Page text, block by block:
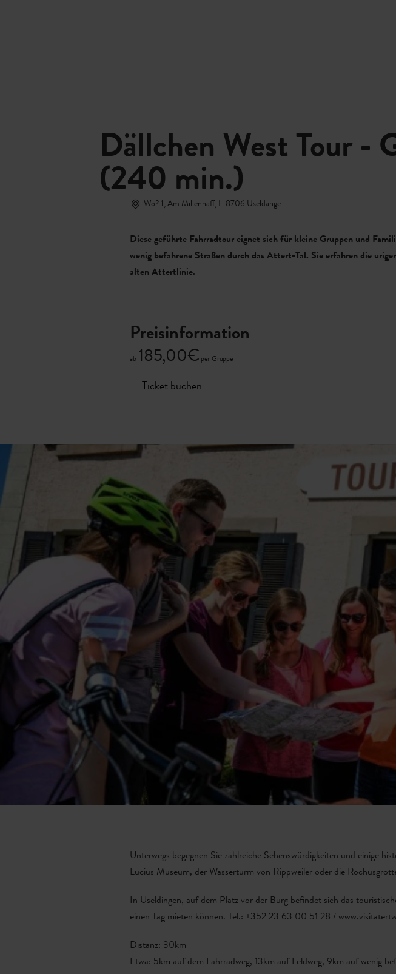
Dällchen West Tour -
(240 min.)
Wo? 1, Am Millenhaff, L-8706 Useldange
Diese geführte Fahrradtour eignet sich für kleine Gruppen und
wenig befahrene Straßen durch das Attert-Tal. Sie erfahren die
alten Attertlinie.
Preisinformation
ab 185,00€ per Gruppe
Ticket buchen
Unterwegs begegnen Sie zahlreiche Sehenswürdigkeiten und einige
Lucius Museum, der Wasserturm von Rippweiler oder die
In Useldingen, auf dem Platz vor der Burg befindet sich das
einen Tag mieten können. Tel.: +352 23 63 00 51 28 /
Distanz: 30km
Etwa: 5km auf dem Fahrradweg, 13km auf Feldweg, 9km auf wenig